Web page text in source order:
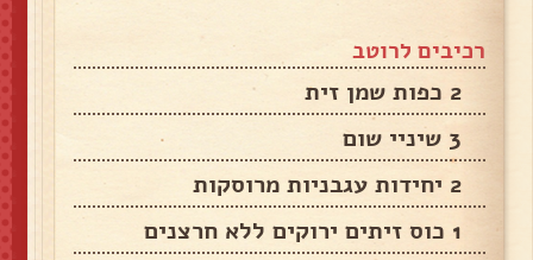
רכיבים לרוטב
2 כפות שמן זית
3 שיניי שום
2 יחידות עגבניות מרוסקות
1 כוס זיתים ירוקים ללא חרצנים